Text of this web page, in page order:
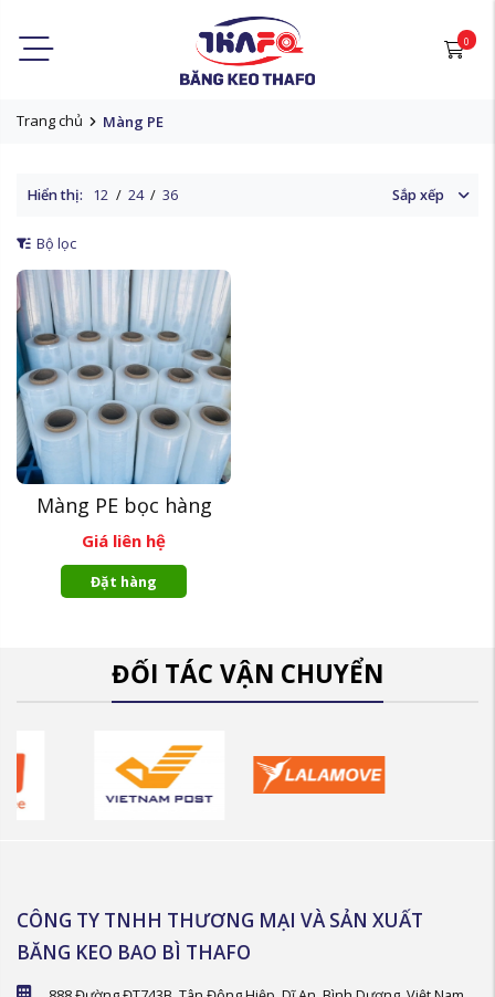
0
Trang chủ Màng PE
Hiển thị: 12 / 24 / 36 Sắp xếp
Bộ lọc
Màng PE bọc hàng
Giá liên hệ
Đặt hàng
ĐỐI TÁC VẬN CHUYỂN
CÔNG TY TNHH THƯƠNG MẠI VÀ SẢN XUẤT
BĂNG KEO BAO BÌ THAFO